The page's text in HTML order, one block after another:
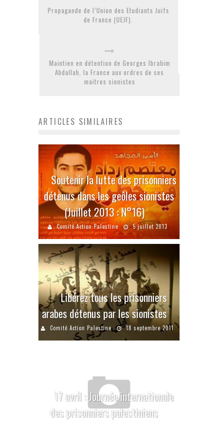
Propagande de l’Union des Etudiants Juifs
de France (UEJF).
Maintien en détention de Georges Ibrahim
Abdallah, la France aux ordres de ses
maitres sionistes
ARTICLES SIMILAIRES
Soutenir la lutte des prisonniers
détenus dans les geôles sionistes
(Juillet 2013 : N°16)
Comité Action Palestine 5 juillet 2013
Libérez tous les prisonniers
arabes détenus par les sionistes
Comité Action Palestine 18 septembre 2011
17 avril : Journée internationale
des prisonniers palestiniens